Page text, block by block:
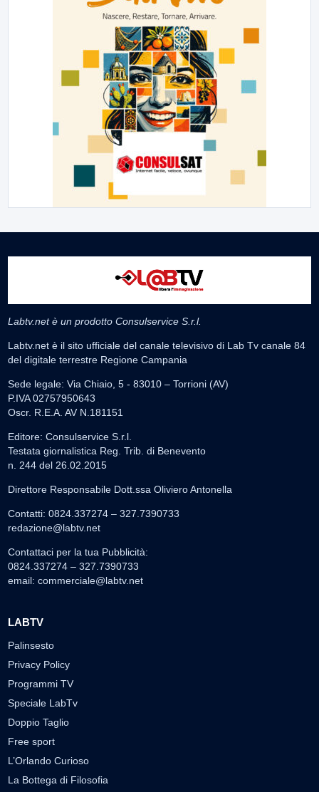
Labtv.net è un prodotto Consulservice S.r.l.
Labtv.net è il sito ufficiale del canale televisivo di Lab Tv canale 84
del digitale terrestre Regione Campania
Sede legale: Via Chiaio, 5 - 83010 – Torrioni (AV)
P.IVA 02757950643
Oscr. R.E.A. AV N.181151
Editore: Consulservice S.r.l.
Testata giornalistica Reg. Trib. di Benevento
n. 244 del 26.02.2015
Direttore Responsabile Dott.ssa Oliviero Antonella
Contatti: 0824.337274 – 327.7390733
redazione@labtv.net
Contattaci per la tua Pubblicità:
0824.337274 – 327.7390733
email: commerciale@labtv.net
LABTV
Palinsesto
Privacy Policy
Programmi TV
Speciale LabTv
Doppio Taglio
Free sport
L’Orlando Curioso
La Bottega di Filosofia